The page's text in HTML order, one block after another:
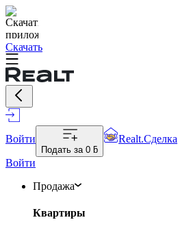
Скачать
Войти
Подать за 0 ƃ
Realt.Сделка
Войти
Продажа
Квартиры